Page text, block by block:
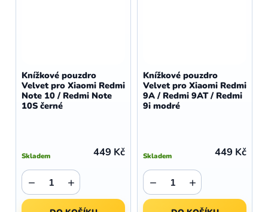
Knížkové pouzdro
Velvet pro Xiaomi Redmi
Note 10 / Redmi Note
10S černé
Skladem 449 Kč
+
−
Knížkové pouzdro
Velvet pro Xiaomi Redmi
9A / Redmi 9AT / Redmi
9i modré
Skladem 449 Kč
+
−